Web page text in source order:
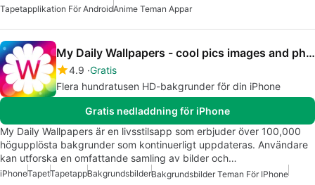
Tapetapplikation För AndroidAnime Teman Appar
My Daily Wallpapers - cool pics images and photos
4.9 Gratis
Flera hundratusen HD-bakgrunder för din iPhone
Gratis nedladdning för iPhone
My Daily Wallpapers är en livsstilsapp som erbjuder över 100,000
högupplösta bakgrunder som kontinuerligt uppdateras. Användare
kan utforska en omfattande samling av bilder och…
iPhoneTapetTapetappBakgrundsbilderBakgrundsbilder Teman För IPhone